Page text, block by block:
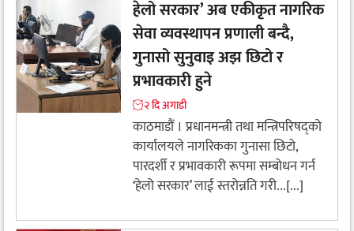
हेलो सरकार’ अब एकीकृत नागरिक
सेवा व्यवस्थापन प्रणाली बन्दै,
गुनासो सुनुवाइ अझ छिटो र
प्रभावकारी हुने
२ दि अगाडी
काठमाडौं । प्रधानमन्त्री तथा मन्त्रिपरिषद्को
कार्यालयले नागरिकका गुनासा छिटो,
पारदर्शी र प्रभावकारी रूपमा सम्बोधन गर्न
‘हेलो सरकार’ लाई स्तरोन्नति गरी...[...]